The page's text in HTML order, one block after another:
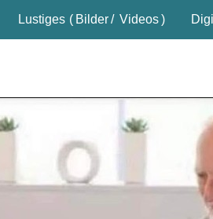
Lustiges ( Bilder/ Videos)